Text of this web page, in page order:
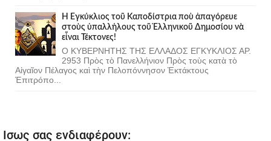
Ἡ Ἐγκύκλιος τοῦ Καποδίστρια ποὺ ἀπαγόρευε
στοὺς ὑπαλλήλους τοῦ Ἑλληνικοῦ Δημοσίου νὰ
εἶναι Τέκτονες!
Ο ΚΥΒΕΡΝΗΤΗΣ ΤΗΣ ΕΛΛΑΔΟΣ ΕΓΚΥΚΛΙΟΣ ΑΡ.
2953 Πρὸς τὸ Πανελλήνιον Πρὸς τοὺς κατὰ τὸ
Αἰγαῖον Πέλαγος καὶ τὴν Πελοπόννησον Ἐκτάκτους
Ἐπιτρόπο...